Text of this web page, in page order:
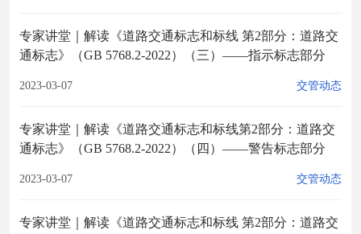
专家讲堂｜解读《道路交通标志和标线 第2部分：道路交
通标志》（GB 5768.2-2022）（三）——指示标志部分
2023-03-07 交管动态
专家讲堂｜解读《道路交通标志和标线第2部分：道路交
通标志》（GB 5768.2-2022）（四）——警告标志部分
2023-03-07 交管动态
专家讲堂｜解读《道路交通标志和标线 第2部分：道路交